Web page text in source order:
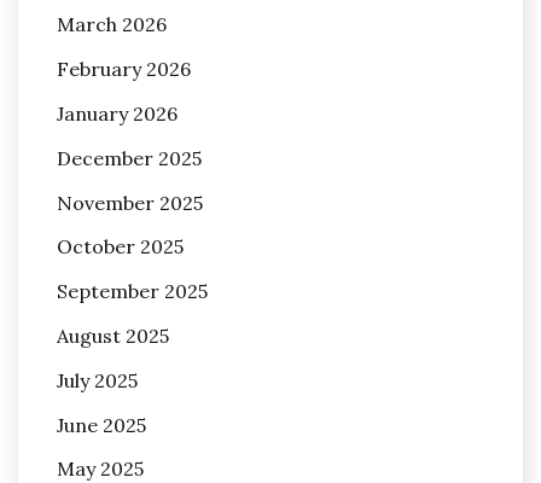
March 2026
February 2026
January 2026
December 2025
November 2025
October 2025
September 2025
August 2025
July 2025
June 2025
May 2025